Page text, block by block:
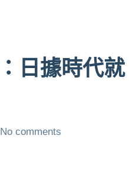
日據時代就
No comments